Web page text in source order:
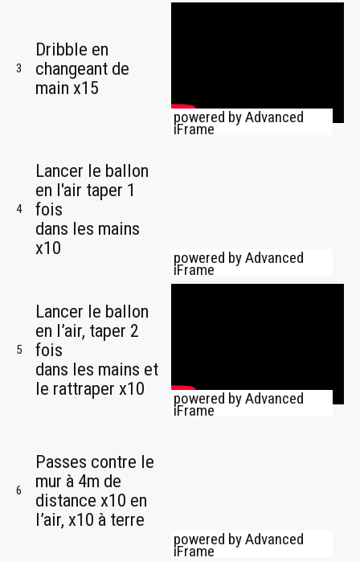
3
Dribble en
changeant de
main x15
powered by Advanced
iFrame
4
Lancer le ballon
en l'air taper 1
fois
dans les mains
x10
powered by Advanced
iFrame
5
Lancer le ballon
en l’air, taper 2
fois
dans les mains et
le rattraper x10
powered by Advanced
iFrame
6
Passes contre le
mur à 4m de
distance x10 en
l’air, x10 à terre
powered by Advanced
iFrame